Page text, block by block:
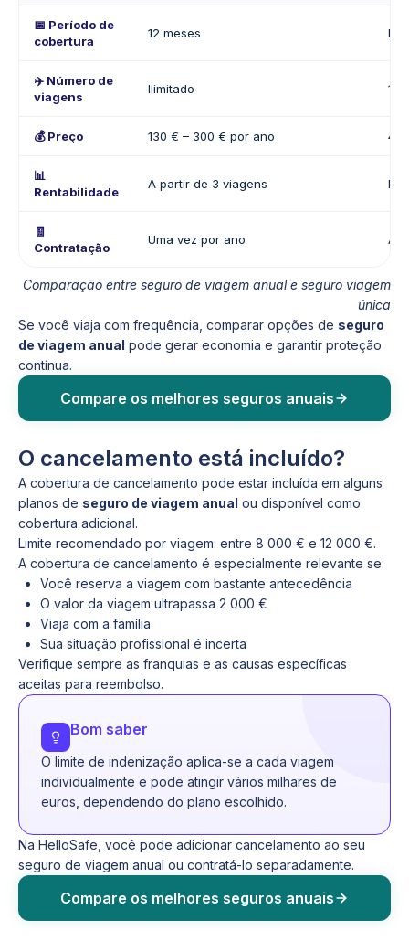
📅 Período de
cobertura
12 meses
✈️ Número de
viagens
Ilimitado 1
💰 Preço 130 € – 300 € por ano 40
📊
Rentabilidade
A partir de 3 viagens
🧾
Contratação
Uma vez por ano
Comparação entre seguro de viagem anual e seguro viagem
única
Se você viaja com frequência, comparar opções de seguro
de viagem anual pode gerar economia e garantir proteção
contínua.
Compare os melhores seguros anuais
O cancelamento está incluído?
A cobertura de cancelamento pode estar incluída em alguns
planos de seguro de viagem anual ou disponível como
cobertura adicional.
Limite recomendado por viagem: entre 8 000 € e 12 000 €.
A cobertura de cancelamento é especialmente relevante se:
Você reserva a viagem com bastante antecedência
O valor da viagem ultrapassa 2 000 €
Viaja com a família
Sua situação profissional é incerta
Verifique sempre as franquias e as causas específicas
aceitas para reembolso.
Bom saber
O limite de indenização aplica-se a cada viagem
individualmente e pode atingir vários milhares de
euros, dependendo do plano escolhido.
Na HelloSafe, você pode adicionar cancelamento ao seu
seguro de viagem anual ou contratá-lo separadamente.
Compare os melhores seguros anuais